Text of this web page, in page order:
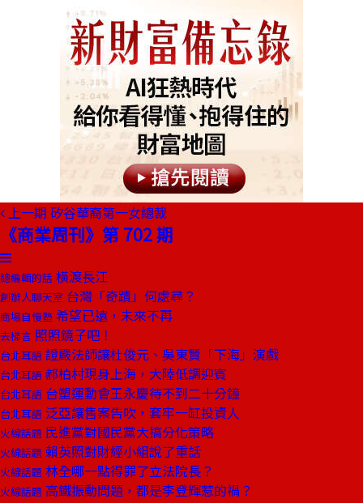
上一期 矽谷華裔第一女總裁
《商業周刊》第 702 期
總編輯的話 橫渡長江
創辦人聊天室 台灣「奇蹟」何處尋？
商場自慢塾 希望已遠，未來不再
去梯言 照照鏡子吧！
台北耳語 證嚴法師讓杜俊元、吳東賢「下海」演戲
台北耳語 郝柏村現身上海，大陸低調迎賓
台北耳語 台塑運動會王永慶待不到二十分鐘
台北耳語 泛亞讓售案告吹，套牢一缸投資人
火線話題 民進黨對國民黨大搞分化策略
火線話題 賴英照對財經小組說了重話
火線話題 林全哪一點得罪了立法院長？
火線話題 高鐵振動問題，都是李登輝惹的禍？